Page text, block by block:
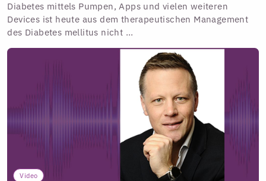
Diabetes mittels Pumpen, Apps und vielen weiteren
Devices ist heute aus dem therapeutischen Management
des Diabetes mellitus nicht ...
Video